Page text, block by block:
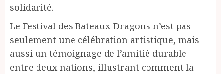
solidarité.
Le Festival des Bateaux-Dragons n’est pas
seulement une célébration artistique, mais
aussi un témoignage de l’amitié durable
entre deux nations, illustrant comment la